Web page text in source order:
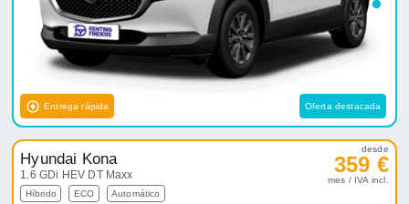
Entrega rápida Oferta destacada
Hyundai Kona
1.6 GDi HEV DT Maxx
Híbrido ECO Automático
desde
359 €
mes / IVA incl.